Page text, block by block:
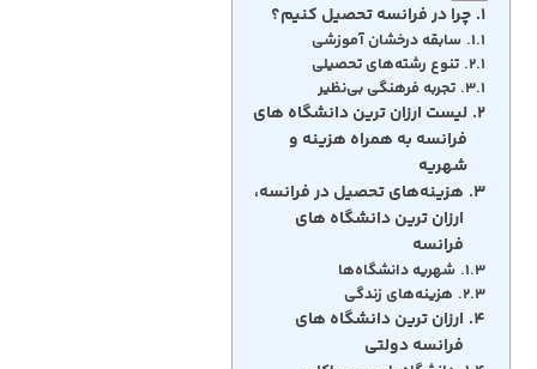
چرا در فرانسه تحصیل کنیم؟
سابقه درخشان آموزشی
تنوع رشته‌های تحصیلی
تجربه‌ فرهنگی بی‌نظیر
لیست ارزان‌ ترین دانشگاه‌ های
فرانسه به همراه هزینه و
شهریه
هزینه‌های تحصیل در فرانسه،
ارزان‌ ترین دانشگاه‌ های
فرانسه
شهریه دانشگاه‌ها
هزینه‌های زندگی
ارزان‌ ترین دانشگاه‌ های
فرانسه دولتی